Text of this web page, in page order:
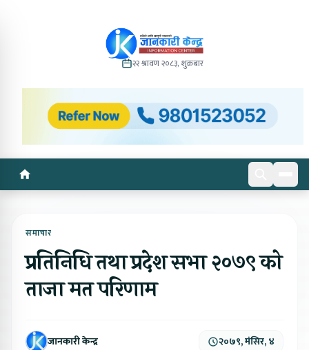
२२ श्रावण २०८३, शुक्रबार
समाचार
प्रतिनिधि तथा प्रदेश सभा २०७९ को
ताजा मत परिणाम
जानकारी केन्द्र २०७९, मंसिर, ४